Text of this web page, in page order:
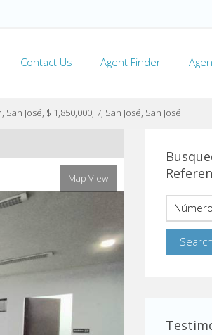
Contact Us Agent Finder
José, $ 1,850,000, 7, San José, San José
Map View